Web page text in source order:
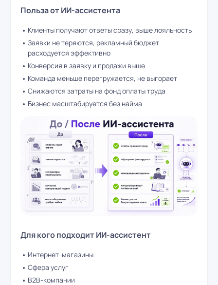
Польза от ИИ-ассистента
Клиенты получают ответы сразу, выше лояльность
Заявки не теряются, рекламный бюджет
расходуется эффективно
Конверсия в заявку и продажи выше
Команда меньше перегружается, не выгорает
Снижаются затраты на фонд оплаты труда
Бизнес масштабируется без найма
Для кого подходит ИИ-ассистент
Интернет-магазины
Сфера услуг
B2B-компании